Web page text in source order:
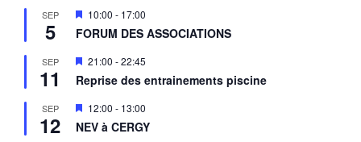
n
a
a
n
t
SEP
5
M
i
s
n
a
v
a
n
t
10:00 - 17:00
FORUM DES ASSOCIATIONS
SEP
11
M
s
n
a
21:00 -22:45
Reprise des entrainements piscine
SEP
12
M
i
s
12:00 - 13:00
NEV à CERGY